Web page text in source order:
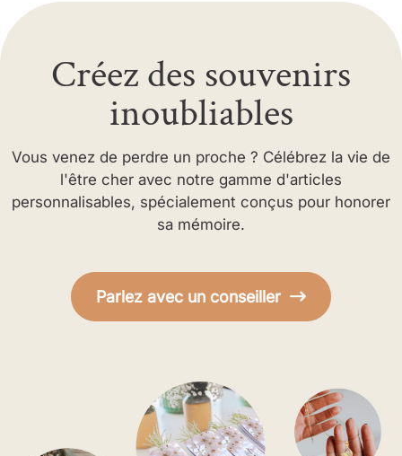
Créez des souvenirs
inoubliables
Vous venez de perdre un proche ? Célébrez la vie de
l'être cher avec notre gamme d'articles
personnalisables, spécialement conçus pour honorer
sa mémoire.
Parlez avec un conseiller